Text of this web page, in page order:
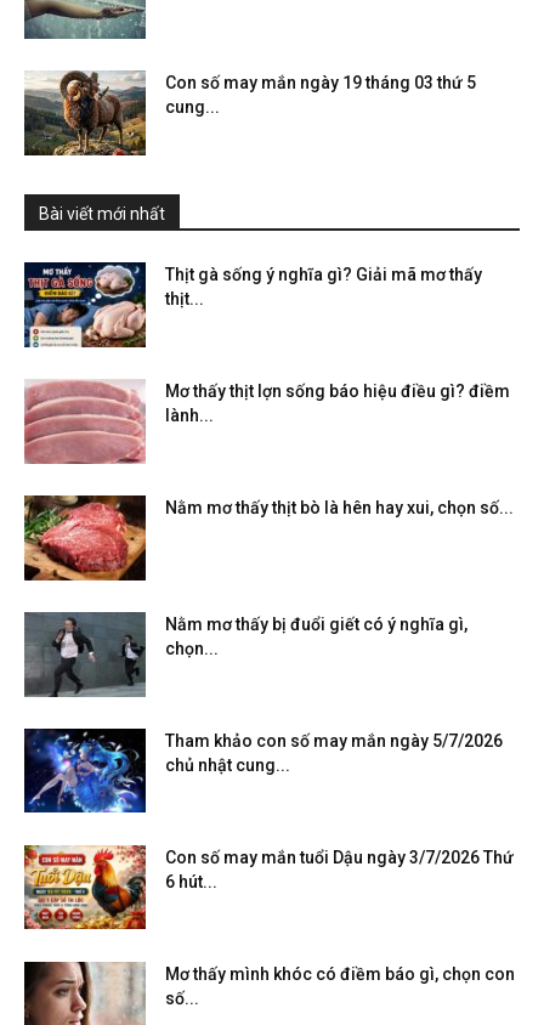
Con số may mắn ngày 19 tháng 03 thứ 5
cung...
Bài viết mới nhất
Thịt gà sống ý nghĩa gì? Giải mã mơ thấy
thịt...
Mơ thấy thịt lợn sống báo hiệu điều gì? điềm
lành...
Nằm mơ thấy thịt bò là hên hay xui, chọn số...
Nằm mơ thấy bị đuổi giết có ý nghĩa gì,
chọn...
Tham khảo con số may mắn ngày 5/7/2026
chủ nhật cung...
Con số may mắn tuổi Dậu ngày 3/7/2026 Thứ
6 hút...
Mơ thấy mình khóc có điềm báo gì, chọn con
số...